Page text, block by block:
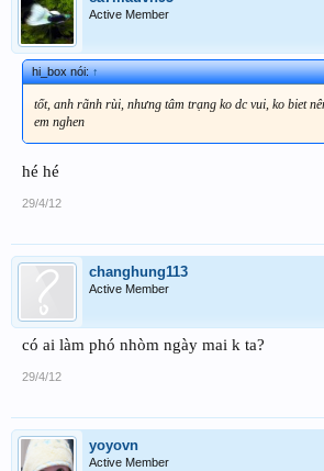
Active Member
hi_box nói:↑
tốt, anh rãnh rùi, nhưng tâm trạng ko dc vui, ko biet
em nghen
hé hé
29/4/12
changhung113
Active Member
có ai làm phó nhòm ngày mai k ta?
29/4/12
yoyovn
Active Member